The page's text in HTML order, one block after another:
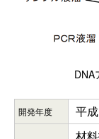
DNA
開発年度 平